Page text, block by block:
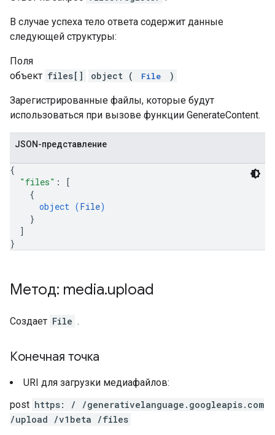
В случае успеха тело ответа содержит данные
следующей структуры:
Поля
объект files[] object ( File )
Зарегистрированные файлы, которые будут
использоваться при вызове функции GenerateContent.
JSON-представление
{
"files" :
[
{
object (File)
}
]
}
Метод: media.upload
Создает File .
Конечная точка
URI для загрузки медиафайлов:
post https: / /generativelanguage.googleapis.com
/upload /v1beta /files